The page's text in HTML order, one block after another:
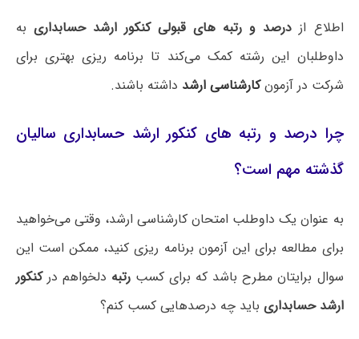
اطلاع از درصد و رتبه های قبولی کنکور ارشد حسابداری به
داوطلبان این رشته کمک می‌کند تا برنامه ریزی بهتری برای
شرکت در آزمونکارشناسی ارشد داشته باشند.
چرا درصد و رتبه های کنکور ارشد حسابداری سالیان
گذشته مهم است؟
به عنوان یک داوطلب امتحان کارشناسی ارشد، وقتی می‌خواهید
برای مطالعه برای این آزمون برنامه ریزی کنید، ممکن است این
سوال برایتان مطرح باشد که برای کسبرتبه دلخواهم درکنکور
ارشد حسابداری باید چه درصدهایی کسب کنم؟